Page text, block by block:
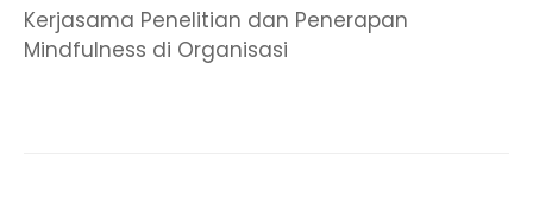
Kerjasama Penelitian dan Penerapan
Mindfulness di Organisasi